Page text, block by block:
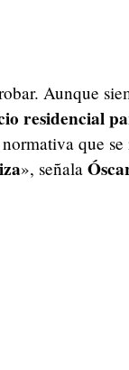
Aunque
residencial
que
», señala